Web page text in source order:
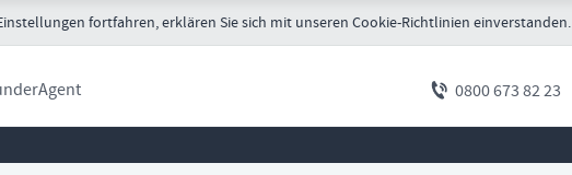
fortfahren, erklären Sie sich mit unseren Cookie-Richtlinien einverstanden.
0800 673 82 23